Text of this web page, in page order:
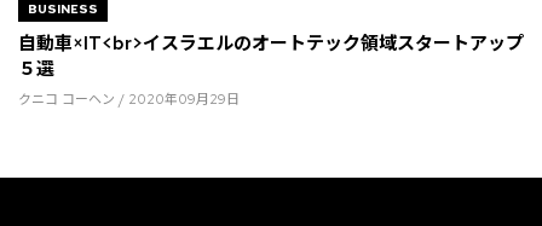
BUSINESS
自動車×IT<br>イスラエルのオートテック領域スタートアップ
５選
クニコ コーヘン / 2020年09月29日